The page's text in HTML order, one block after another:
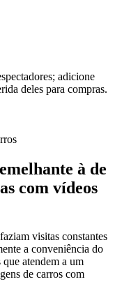
adicione
deles para compras.
à de
com vídeos
visitas constantes
a conveniência do
atendem a um
de carros com